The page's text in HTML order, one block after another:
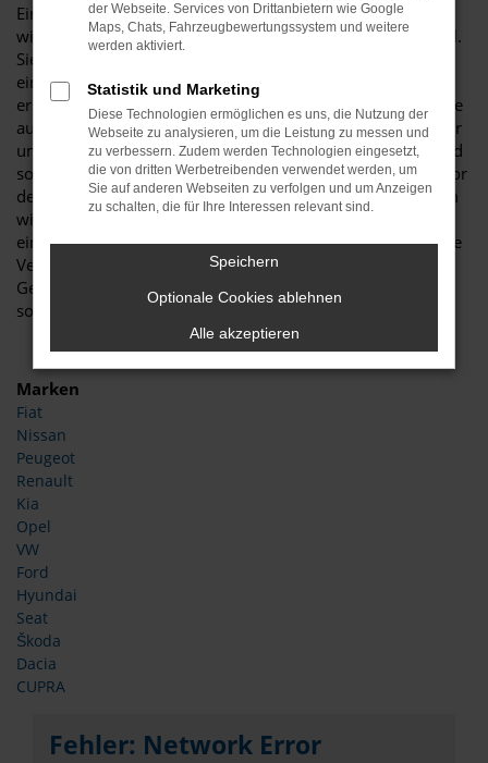
Ein Škoda Superb Gebrauchtwagen ist vor allem aus
wirtschaftlichen Erwägungen heraus eine erstklassige Wahl.
Sie sparen schlichtweg eine Menge Geld, wenn Sie sich für
ein gebrauchtes Modell entscheiden und sind trotzdem
erstklassig in Meschede unterwegs. Was Budde Automobile
auszeichnet, ist unsere Meisterwerkstatt. Wir verfügen über
umfassende Kapazitäten und diverse Hebebühnen und sind
somit in der Lage, jeden Škoda Superb Gebrauchtwagen vor
dem Verkauf nach Meschede genau zu überprüfen. Warum
wir das tun? Ganz einfach, um Ihnen einen rundum
einwandfreien Wagen „servieren“ zu können, was selbst die
Verschleißteile einschließt. Ein Škoda Superb
Gebrauchtwagen muss keineswegs ein Kompromiss sein,
sondern ist ein erstklassiges Fahrzeug in Topzustand.
Marken
Fiat
Nissan
Peugeot
Renault
Kia
Opel
VW
Ford
Hyundai
Seat
Škoda
Dacia
CUPRA
Fehler: Network Error
der Webseite. Services von Drittanbietern wie Google
Maps, Chats, Fahrzeugbewertungssystem und weitere
werden aktiviert.
Statistik und Marketing
Diese Technologien ermöglichen es uns, die Nutzung der
Webseite zu analysieren, um die Leistung zu messen und
zu verbessern. Zudem werden Technologien eingesetzt,
die von dritten Werbetreibenden verwendet werden, um
Sie auf anderen Webseiten zu verfolgen und um Anzeigen
zu schalten, die für Ihre Interessen relevant sind.
Speichern
Optionale Cookies ablehnen
Alle akzeptieren